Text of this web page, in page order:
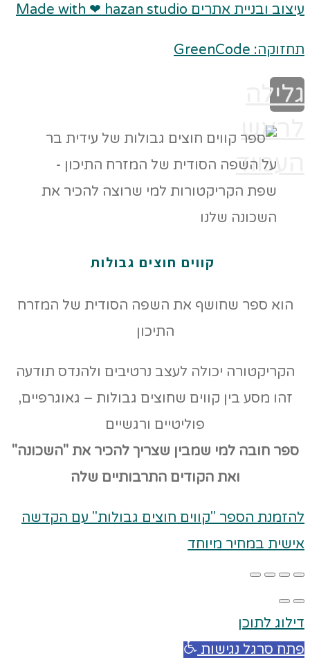
עיצוב ובניית אתרים Made with ❤ hazan studio
תחזוקה: GreenCode
גלילה
לראש
העמוד
קווים חוצים גבולות
הוא ספר שחושף את השפה הסודית של המזרח
התיכון
הקריקטורה יכולה לעצב נרטיבים ולהנדס תודעה
זהו מסע בין קווים שחוצים גבולות – גאוגרפיים,
פוליטיים ורגשיים
ספר חובה למי שמבין שצריך להכיר את "השכונה"
ואת הקודים התרבותיים שלה
להזמנת הספר "קווים חוצים גבולות" עם הקדשה
אישית במחיר מיוחד
דילוג לתוכן
פתח סרגל נגישות